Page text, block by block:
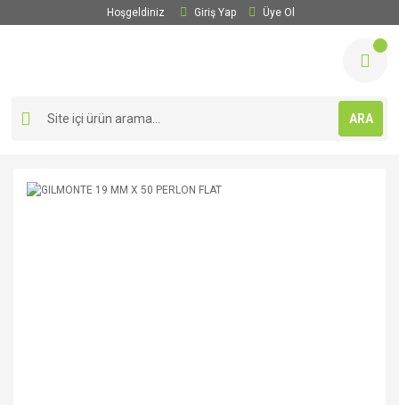
Hoşgeldiniz Giriş Yap Üye Ol
ARA